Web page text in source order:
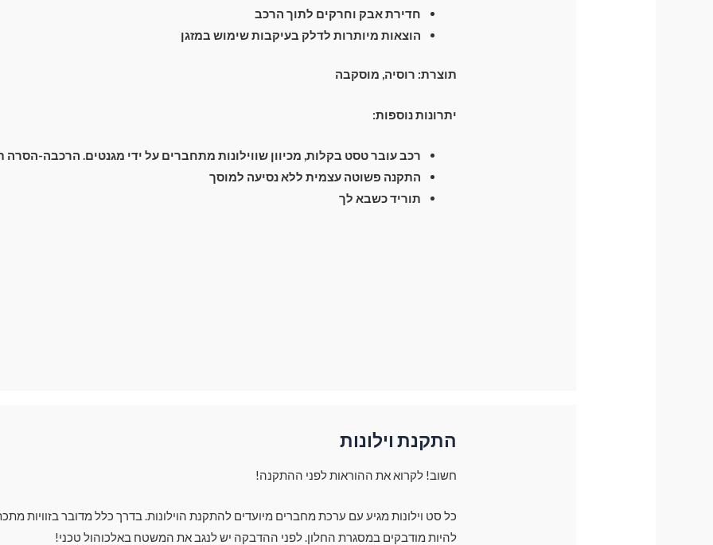
חדירת אבק וחרקים לתוך הרכב
הוצאות מיותרות לדלק בעיקבות שימוש במזגן
תוצרת: רוסיה, מוסקבה
יתרונות נוספות:
רכב עובר טסט בקלות, מכיוון שווילונות מתחברים על ידי מגנטים. הרכבה-הסרה תוך 2
התקנה פשוטה עצמית ללא נסיעה למוסך
תוריד כשבא לך
התקנת וילונות
חשוב! לקרוא את ההוראות לפני ההתקנה!
כל סט וילונות מגיע עם ערכת מחברים מיועדים להתקנת הוילונות. בדרך כלל מדובר בזוויות
להיות מודבקים במסגרת החלון. לפני ההדבקה יש לנגב את המשטח באלכוהול טכני!